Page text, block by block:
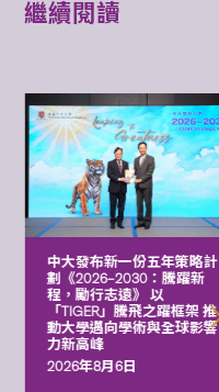
繼續閱讀
中大發布新一份五年策略計
劃《2026‒2030：騰躍新
程，勵行志遠》 以
「TIGER」騰飛之躍框架 推
動大學邁向學術與全球影響
力新高峰
2026年8月6日